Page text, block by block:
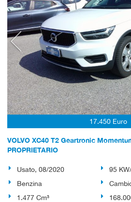
17.450 Euro
VOLVO XC40 T2 Geartronic
PROPRIETARIO
Usato, 08/2020
95
Benzina
1.477 Cm³